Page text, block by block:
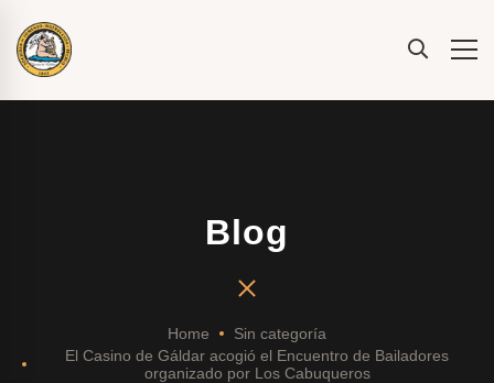
Blog
Home
Sin categoría
El Casino de Gáldar acogió el Encuentro de Bailadores
organizado por Los Cabuqueros